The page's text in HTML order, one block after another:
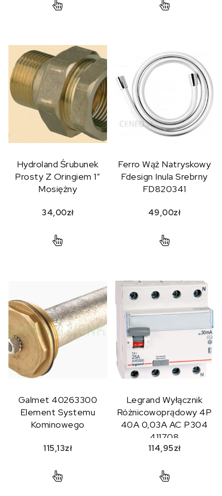
Hydroland Śrubunek
Prosty Z Oringiem 1″
Mosiężny
34,00zł
Ferro Wąż Natryskowy
Fdesign Inula Srebrny
FD820341
49,00zł
Galmet 40263300
Element Systemu
Kominowego
115,13zł
Legrand Wyłącznik
Różnicowoprądowy 4P
40A 0,03A AC P304
411708
114,95zł